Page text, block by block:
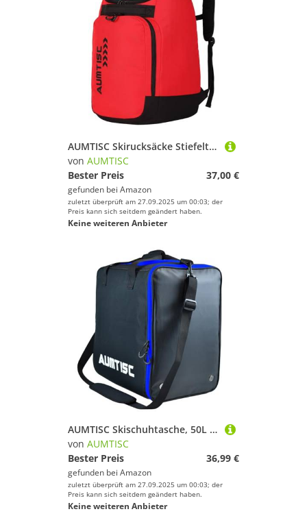
AUMTISC Skirucksäcke Stiefeltasche Skischuhtasche Skirucksack Skischuhrucksack Skitasche Skischuh Helmtasche Helmrucksack Skihelmtasche Schwarz (Red, 45L)
von AUMTISC
Bester Preis
37,00 €
gefunden bei Amazon
zuletzt überprüft am 27.09.2025 um 00:03; der
Preis kann sich seitdem geändert haben.
Keine weiteren Anbieter
AUMTISC Skischuhtasche, 50L Skischuhtaschen für Skischuhe, mehrere Fächer für Skischuhe, Helm, Snowboard und Zubehör
von AUMTISC
Bester Preis
36,99 €
gefunden bei Amazon
zuletzt überprüft am 27.09.2025 um 00:03; der
Preis kann sich seitdem geändert haben.
Keine weiteren Anbieter